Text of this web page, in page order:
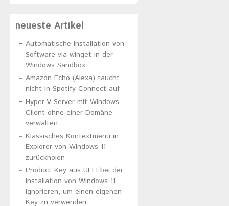
neueste Artikel
Automatische Installation von
Software via winget in der
Windows Sandbox
Amazon Echo (Alexa) taucht
nicht in Spotify Connect auf
Hyper-V Server mit Windows
Client ohne einer Domäne
verwalten
Klassisches Kontextmenü in
Explorer von Windows 11
zurückholen
Product Key aus UEFI bei der
Installation von Windows 11
ignorieren, um einen eigenen
Key zu verwenden